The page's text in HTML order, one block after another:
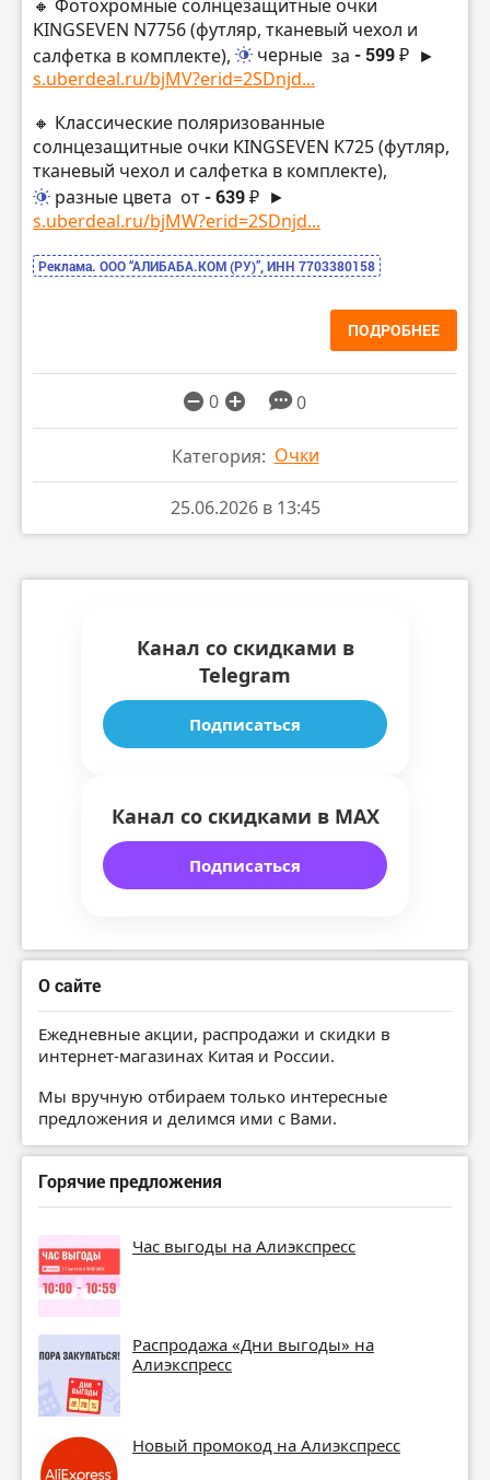
🔸 Фотохромные солнцезащитные очки
KINGSEVEN N7756 (футляр, тканевый чехол и
салфетка в комплекте),
черные за - 599 ₽ ►
s.uberdeal.ru/bjMV?erid=2SDnjd...
🔸 Классические поляризованные
солнцезащитные очки KINGSEVEN K725 (футляр,
тканевый чехол и салфетка в комплекте),
разные цвета от- 639 ₽ ►
s.uberdeal.ru/bjMW?erid=2SDnjd...
Реклама. ООО “АЛИБАБА.КОМ (РУ)”, ИНН 7703380158
ПОДРОБНЕЕ
0 0
Категория: Очки
25.06.2026 в 13:45
Канал со скидками в
Telegram
Подписаться
Канал со скидками в MAX
Подписаться
О сайте
Ежедневные акции, распродажи и скидки в
интернет-магазинах Китая и России.
Мы вручную отбираем только интересные
предложения и делимся ими с Вами.
Горячие предложения
Час выгоды на Алиэкспресс
Распродажа «Дни выгоды» на
Алиэкспресс
Новый промокод на Алиэкспресс